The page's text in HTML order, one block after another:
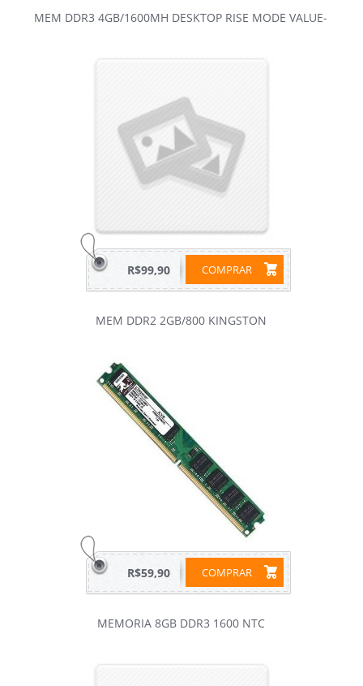
MEM DDR3 4GB/1600MH DESKTOP RISE MODE VALUE-
COMPRAR
R$99,90
MEM DDR2 2GB/800 KINGSTON
COMPRAR
R$59,90
MEMORIA 8GB DDR3 1600 NTC